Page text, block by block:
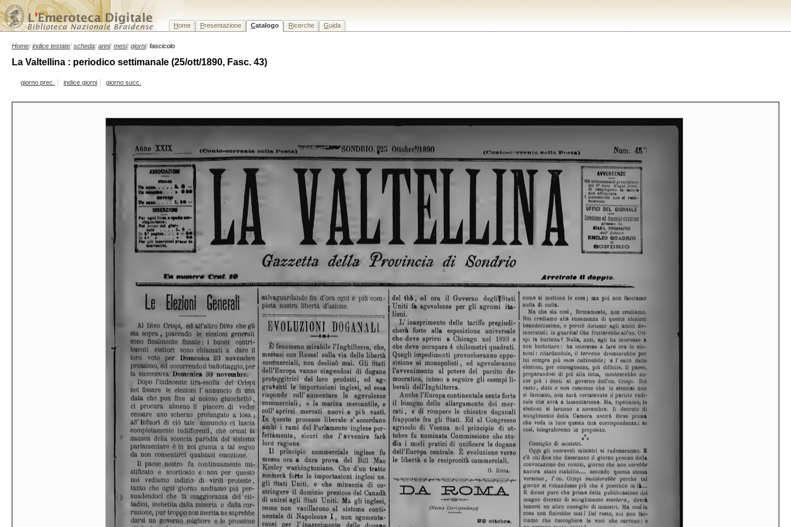
Home Presentazione Catalogo Ricerche Guida
Home: indice testate: scheda: anni: mesi: giorni: fascicolo
La Valtellina : periodico settimanale (25/ott/1890, Fasc. 43)
giorno prec. indice giorni giorno succ.